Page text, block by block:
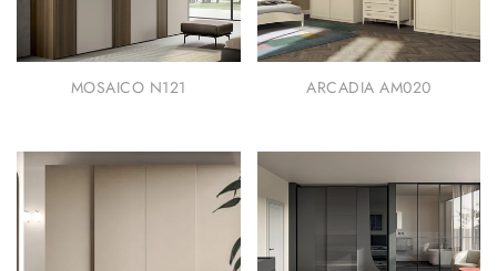
MOSAICO N121 ARCADIA AM020